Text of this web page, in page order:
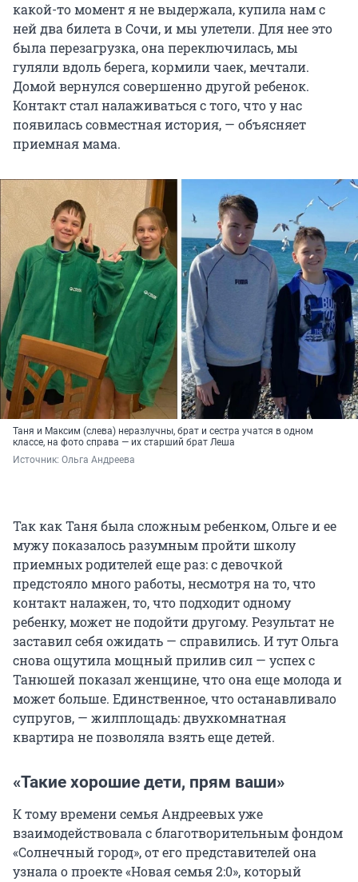
какой-то момент я не выдержала, купила нам с
ней два билета в Сочи, и мы улетели. Для нее это
была перезагрузка, она переключилась, мы
гуляли вдоль берега, кормили чаек, мечтали.
Домой вернулся совершенно другой ребенок.
Контакт стал налаживаться с того, что у нас
появилась совместная история, — объясняет
приемная мама.
Таня и Максим (слева) неразлучны, брат и сестра учатся в одном
классе, на фото справа — их старший брат Леша
Источник: Ольга Андреева
Так как Таня была сложным ребенком, Ольге и ее
мужу показалось разумным пройти школу
приемных родителей еще раз: с девочкой
предстояло много работы, несмотря на то, что
контакт налажен, то, что подходит одному
ребенку, может не подойти другому. Результат не
заставил себя ожидать — справились. И тут Ольга
снова ощутила мощный прилив сил — успех с
Танюшей показал женщине, что она еще молода и
может больше. Единственное, что останавливало
супругов, — жилплощадь: двухкомнатная
квартира не позволяла взять еще детей.
«Такие хорошие дети, прям ваши»
К тому времени семья Андреевых уже
взаимодействовала с благотворительным фондом
«Солнечный город», от его представителей она
узнала о проекте «Новая семья 2:0», который